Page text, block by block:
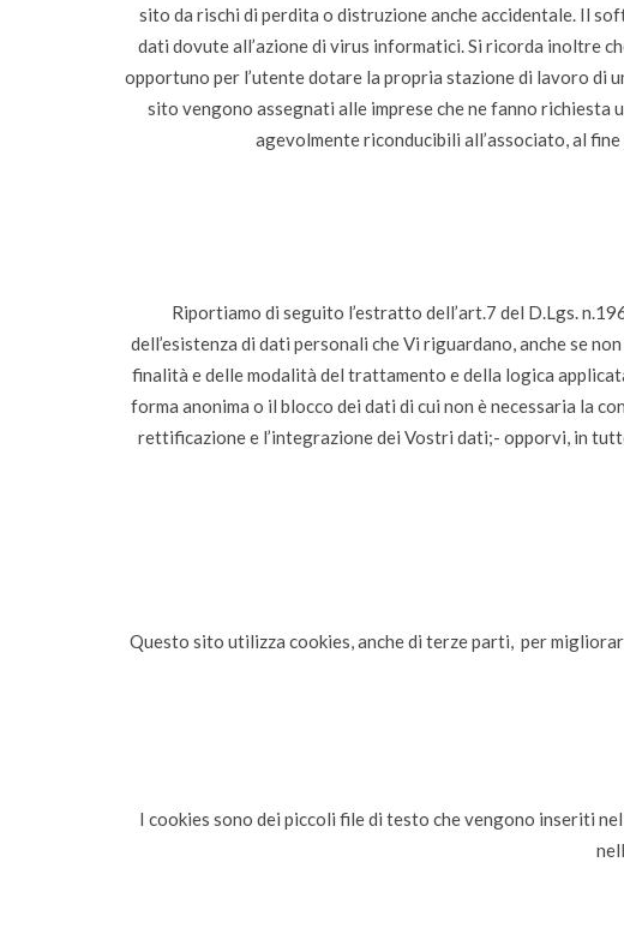
sito da rischi di perdita o distruzione anche accidentale. Il
dati dovute all’azione di virus informatici. Si ricorda inoltre
opportuno per l’utente dotare la propria stazione di lavoro di
sito vengono assegnati alle imprese che ne fanno
agevolmente riconducibili all’associato, al
Riportiamo di seguito l’estratto dell’art.7 del D.Lgs.
dell’esistenza di dati personali che Vi riguardano, anche se
finalità e delle modalità del trattamento e della logica
forma anonima o il blocco dei dati di cui non è necessaria la
rettificazione e l’integrazione dei Vostri dati;- opporvi, in
Questo sito utilizza cookies, anche di terze parti, per
I cookies sono dei piccoli file di testo che vengono inseriti